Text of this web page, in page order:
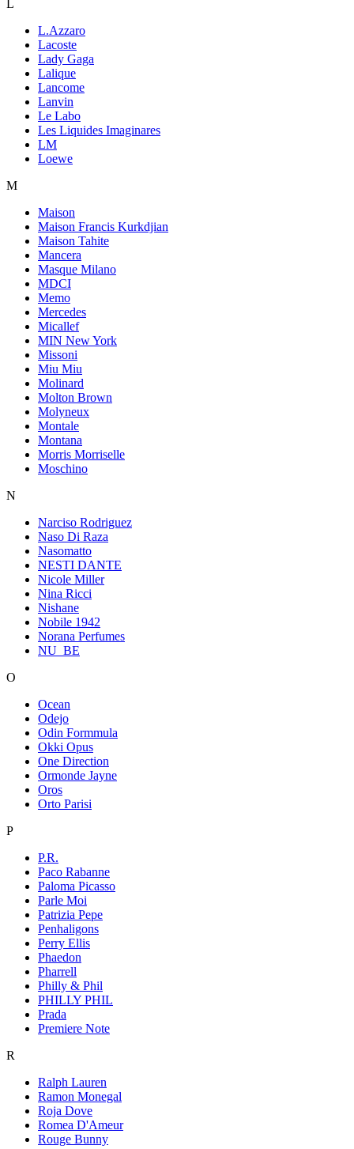
L
L.Azzaro
Lacoste
Lady Gaga
Lalique
Lancome
Lanvin
Le Labo
Les Liquides Imaginares
LM
Loewe
M
Maison
Maison Francis Kurkdjian
Maison Tahite
Mancera
Masque Milano
MDCI
Memo
Mercedes
Micallef
MIN New York
Missoni
Miu Miu
Molinard
Molton Brown
Molyneux
Montale
Montana
Morris Morriselle
Moschino
N
Narciso Rodriguez
Naso Di Raza
Nasomatto
NESTI DANTE
Nicole Miller
Nina Ricci
Nishane
Nobile 1942
Norana Perfumes
NU_BE
O
Ocean
Odejo
Odin Formmula
Okki Opus
One Direction
Ormonde Jayne
Oros
Orto Parisi
P
P.R.
Paco Rabanne
Paloma Picasso
Parle Moi
Patrizia Pepe
Penhaligons
Perry Ellis
Phaedon
Pharrell
Philly & Phil
PHILLY PHIL
Prada
Premiere Note
R
Ralph Lauren
Ramon Monegal
Roja Dove
Romea D'Ameur
Rouge Bunny